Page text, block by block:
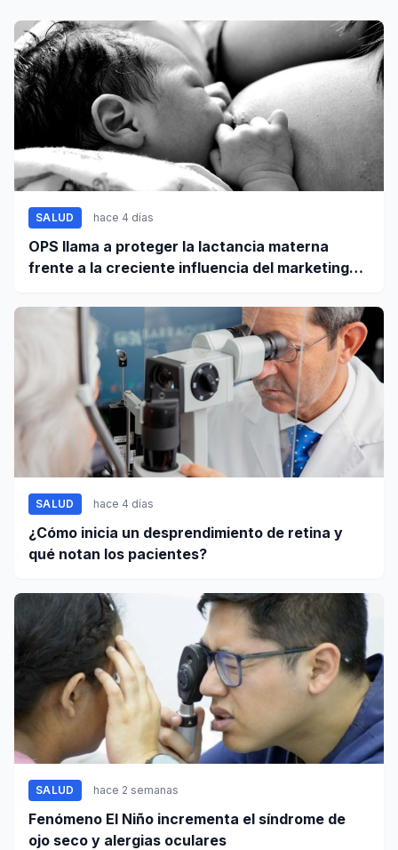
SALUD hace 4 días
OPS llama a proteger la lactancia materna
frente a la creciente influencia del marketing
SALUD hace 4 días
¿Cómo inicia un desprendimiento de retina y
qué notan los pacientes?
SALUD hace 2 semanas
Fenómeno El Niño incrementa el síndrome de
ojo seco y alergias oculares